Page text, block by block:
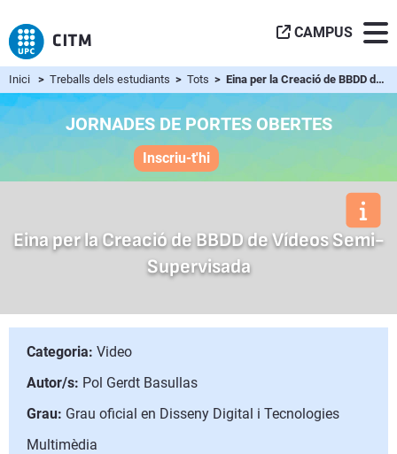
CAMPUS
Inici > Treballs dels estudiants > Tots > Eina per la Creació de BBDD de Vídeos Semi-Supervisada
JORNADES DE PORTES OBERTES
Inscriu-t'hi
Eina per la Creació de BBDD de Vídeos Semi-
Supervisada
Categoria: Video
Autor/s: Pol Gerdt Basullas
Grau: Grau oficial en Disseny Digital i Tecnologies
Multimèdia